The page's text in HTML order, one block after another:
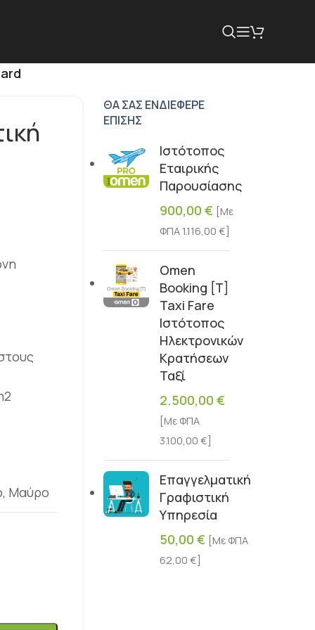
, Μαύρο
ΘΑ ΣΑΣ ΕΝΔΙΈΦΕΡΕ
ΕΠΊΣΗΣ
Ιστότοπος
Εταιρικής
Παρουσίασης
900,00€ [Με
ΦΠΑ 1.116,00€]
Omen
Booking [T]
Taxi Fare
Ιστότοπος
Ηλεκτρονικών
Κρατήσεων
Ταξί
2.500,00€
[Με ΦΠΑ
3.100,00€]
Επαγγελματική
Γραφιστική
Υπηρεσία
50,00€ [Με ΦΠΑ
62,00€]